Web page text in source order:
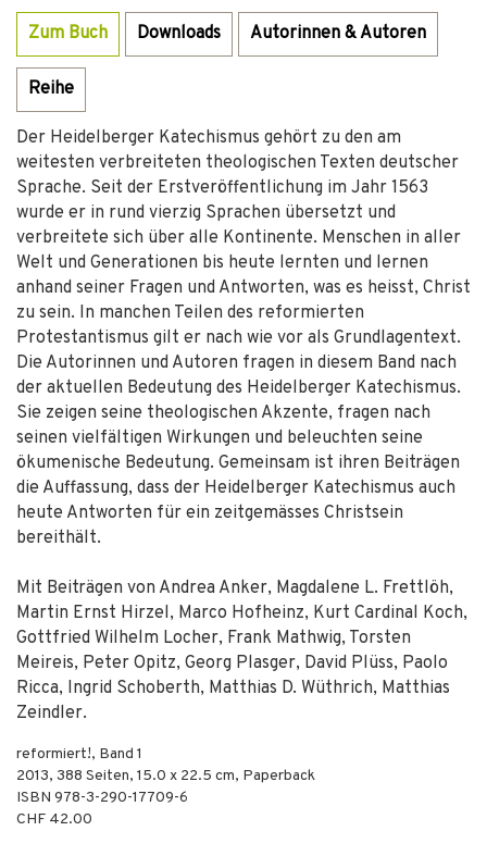
Zum Buch Downloads Autorinnen & Autoren
Reihe
Der Heidelberger Katechismus gehört zu den am
weitesten verbreiteten theologischen Texten deutscher
Sprache. Seit der Erstveröffentlichung im Jahr 1563
wurde er in rund vierzig Sprachen übersetzt und
verbreitete sich über alle Kontinente. Menschen in aller
Welt und Generationen bis heute lernten und lernen
anhand seiner Fragen und Antworten, was es heisst, Christ
zu sein. In manchen Teilen des reformierten
Protestantismus gilt er nach wie vor als Grundlagentext.
Die Autorinnen und Autoren fragen in diesem Band nach
der aktuellen Bedeutung des Heidelberger Katechismus.
Sie zeigen seine theologischen Akzente, fragen nach
seinen vielfältigen Wirkungen und beleuchten seine
ökumenische Bedeutung. Gemeinsam ist ihren Beiträgen
die Auffassung, dass der Heidelberger Katechismus auch
heute Antworten für ein zeitgemässes Christsein
bereithält.
Mit Beiträgen von Andrea Anker, Magdalene L. Frettlöh,
Martin Ernst Hirzel, Marco Hofheinz, Kurt Cardinal Koch,
Gottfried Wilhelm Locher, Frank Mathwig, Torsten
Meireis, Peter Opitz, Georg Plasger, David Plüss, Paolo
Ricca, Ingrid Schoberth, Matthias D. Wüthrich, Matthias
Zeindler.
reformiert!, Band 1
2013, 388 Seiten, 15.0 x 22.5 cm, Paperback
ISBN 978-3-290-17709-6
CHF 42.00